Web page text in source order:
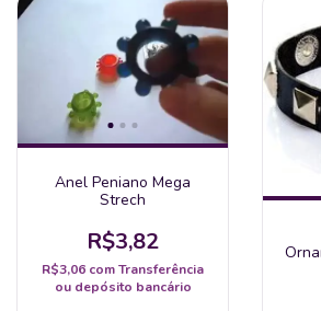
Anel Peniano Mega
Strech
R$3,82
R$3,06 comTransferência
ou depósito bancário